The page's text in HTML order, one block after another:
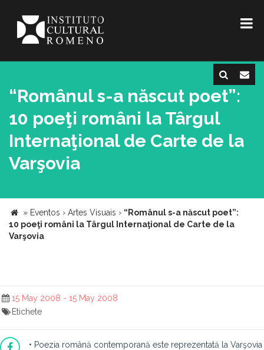
“Românul s-a născut poet”:
10 poeţi români la Târgul
Internaţional de Carte de la
Varşovia
» Eventos › Artes Visuais › “Românul s-a născut poet”:
10 poeţi români la Târgul Internaţional de Carte de la
Varşovia
15 May 2008 - 15 May 2008
Etichete
• Poezia română contemporană este reprezentată la Varşovia